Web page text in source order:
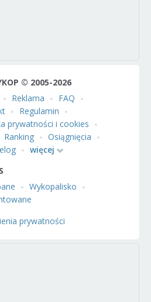
© 2005-2026
Reklama
FAQ
Regulamin
prywatności i cookies
Ranking
Osiągnięcia
więcej
Wykopalisko
prywatności